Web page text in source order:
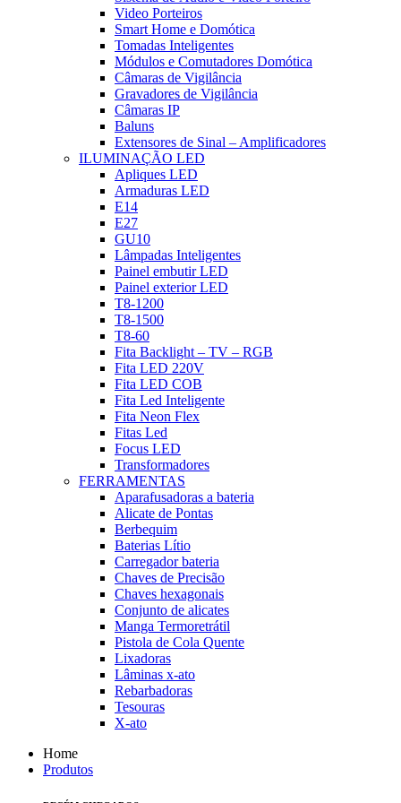
Video Porteiros
Smart Home e Domótica
Tomadas Inteligentes
Módulos e Comutadores Domótica
Câmaras de Vigilância
Gravadores de Vigilância
Câmaras IP
Baluns
Extensores de Sinal – Amplificadores
ILUMINAÇÃO LED
Apliques LED
Armaduras LED
E14
E27
GU10
Lâmpadas Inteligentes
Painel embutir LED
Painel exterior LED
T8-1200
T8-1500
T8-60
Fita Backlight – TV – RGB
Fita LED 220V
Fita LED COB
Fita Led Inteligente
Fita Neon Flex
Fitas Led
Focus LED
Transformadores
FERRAMENTAS
Aparafusadoras a bateria
Alicate de Pontas
Berbequim
Baterias Lítio
Carregador bateria
Chaves de Precisão
Chaves hexagonais
Conjunto de alicates
Manga Termoretrátil
Pistola de Cola Quente
Lixadoras
Lâminas x-ato
Rebarbadoras
Tesouras
X-ato
Home
Produtos